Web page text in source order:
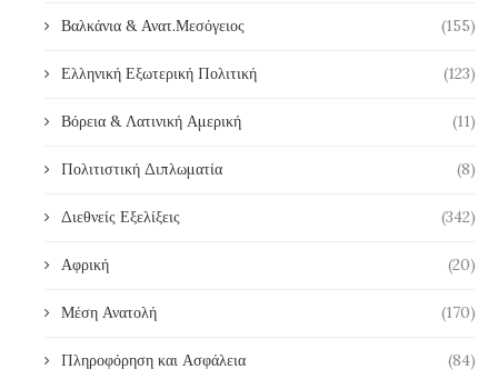
Βαλκάνια & Ανατ.Μεσόγειος (155)
Ελληνική Εξωτερική Πολιτική (123)
Βόρεια & Λατινική Αμερική (11)
Πολιτιστική Διπλωματία (8)
Διεθνείς Εξελίξεις (342)
Αφρική (20)
Μέση Ανατολή (170)
Πληροφόρηση και Ασφάλεια (84)